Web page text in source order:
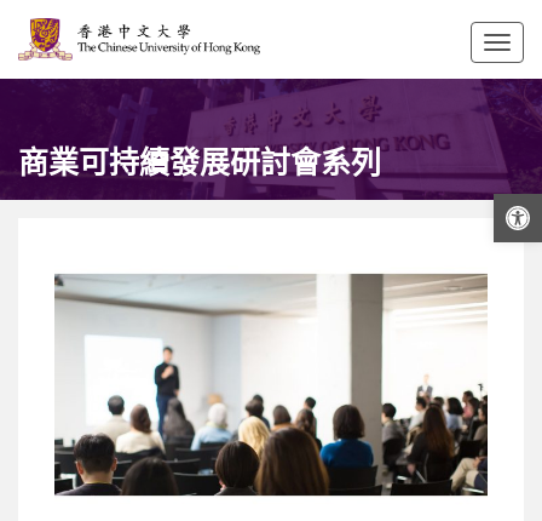
打開工具欄
商業可持續發展研討會系列